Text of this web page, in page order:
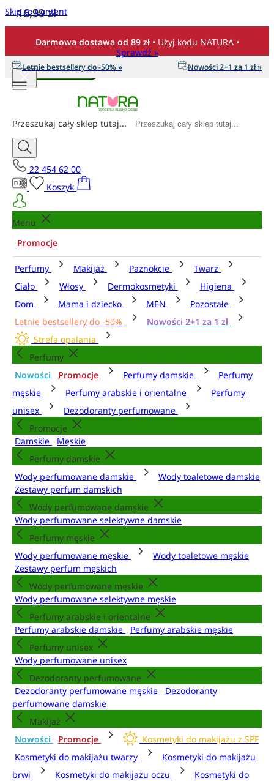
Skip to Content
Darmowa dostawa od 89 zł • Użyj kodu NATURA •
Sprawdź »
Letnie bestsellery do -50% » Nowości 2+1 za 1 zł »
Przeszukaj cały sklep tutaj...
22 454 62 00
Koszyk
Menu
Promocje
Perfumy Makijaż Paznokcie
Twarz
Ciało
Włosy Dermokosmetyki
Higiena
Dom
Mama i dziecko MEN
Pozostałe
Letnie bestsellery do -50%
Nowości 2+1 za 1 zł
Strefa opalania
Perfumy
Nowości
Promocje Perfumy damskie
Perfumy
męskie
Perfumy arabskie i orientalne
Perfumy
unisex
Dezodoranty perfumowane
Promocje
Damskie
Męskie
Perfumy damskie
Wody perfumowane damskie
Wody toaletowe damskie
Zestawy perfum damskich
Wody perfumowane damskie
Wody perfumowane selektywne damskie
Perfumy męskie
Wody perfumowane męskie
Wody toaletowe męskie
Zestawy perfum męskich
Wody perfumowane męskie
Wody perfumowane selektywne męskie
Perfumy arabskie i orientalne
Perfumy arabskie damskie
Perfumy arabskie męskie
Perfumy unisex
Wody perfumowane unisex
Dezodoranty perfumowane
Dezodoranty perfumowane męskie
Dezodoranty
perfumowane damskie
Makijaż
Nowości
Promocje
Kosmetyki do makijażu z SPF
Kosmetyki do makijażu twarzy
Kosmetyki do makijażu
brwi
Kosmetyki do makijażu oczu
Kosmetyki do
16,99 zł
Dodaj do koszyka